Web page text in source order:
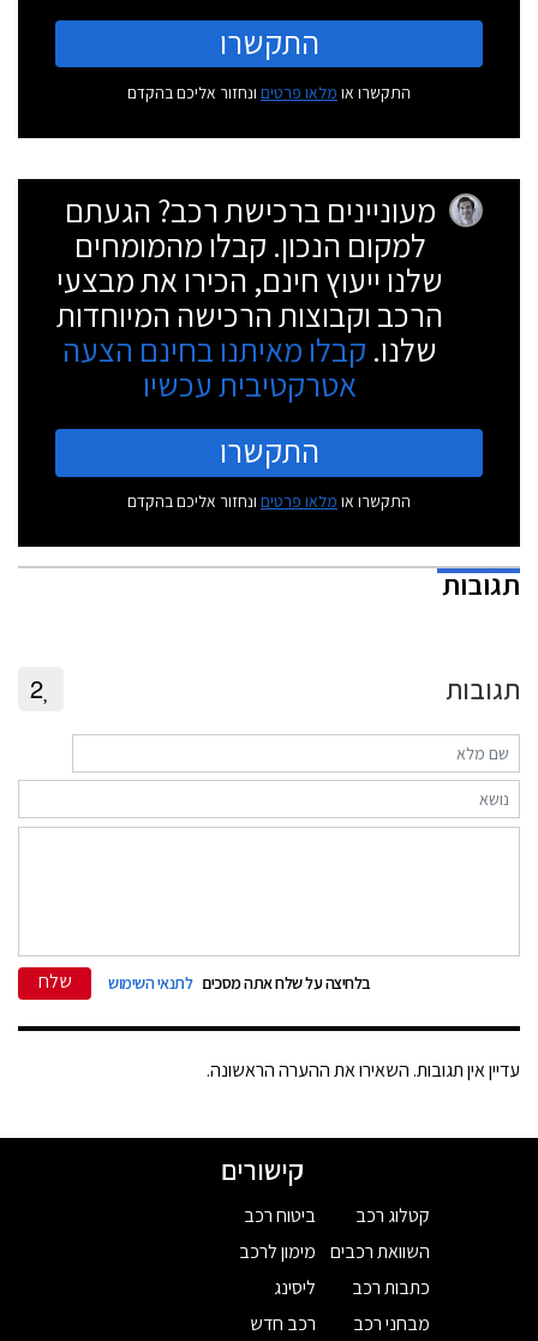
התקשרו
התקשרו או מלאו פרטים ונחזור אליכם בהקדם
מעוניינים ברכישת רכב? הגעתם
למקום הנכון. קבלו מהמומחים
שלנו ייעוץ חינם, הכירו את מבצעי
הרכב וקבוצות הרכישה המיוחדות
שלנו. קבלו מאיתנו בחינם הצעה
אטרקטיבית עכשיו
התקשרו
התקשרו או מלאו פרטים ונחזור אליכם בהקדם
תגובות
תגובות 2
בלחיצה על שלח אתה מסכים לתנאי השימוש שלח
עדיין אין תגובות. השאירו את ההערה הראשונה.
קישורים
קטלוג רכב
השוואת רכבים
כתבות רכב
מבחני רכב
ביטוח רכב
מימון לרכב
ליסינג
רכב חדש